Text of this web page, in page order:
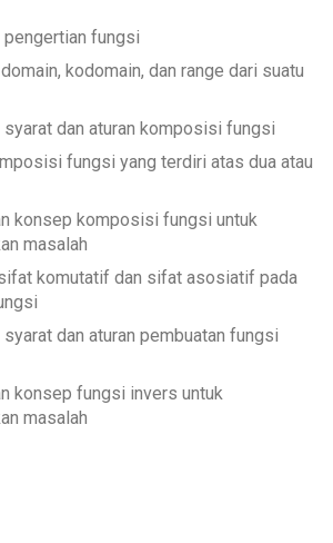
fungsi
kodomain, dan range dari suatu
syarat dan aturan komposisi fungsi
fungsi yang terdiri atas dua atau
konsep komposisi fungsi untuk
masalah
komutatif dan sifat asosiatif pada
dan aturan pembuatan fungsi
konsep fungsi invers untuk
masalah